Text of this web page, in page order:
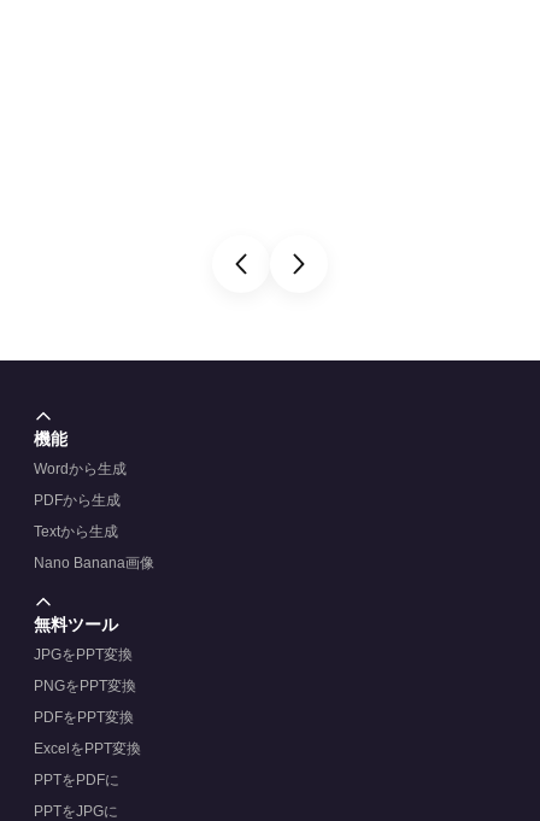
機能
Wordから生成
PDFから生成
Textから生成
Nano Banana画像
無料ツール
JPGをPPT変換
PNGをPPT変換
PDFをPPT変換
ExcelをPPT変換
PPTをPDFに
PPTをJPGに